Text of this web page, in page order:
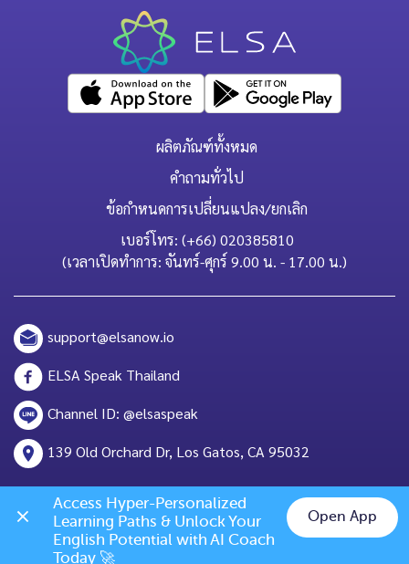
ผลิตภัณฑ์ทั้งหมด
คำถามทั่วไป
ข้อกำหนดการเปลี่ยนแปลง/ยกเลิก
เบอร์โทร: (+66) 020385810
(เวลาเปิดทำการ: จันทร์-ศุกร์ 9.00 น. - 17.00 น.)
support@elsanow.io
ELSA Speak Thailand
Channel ID: @elsaspeak
139 Old Orchard Dr, Los Gatos, CA 95032
Chat on LINE
Access Hyper-Personalized
Learning Paths & Unlock Your
English Potential with AI Coach
Today 🚀
Open App